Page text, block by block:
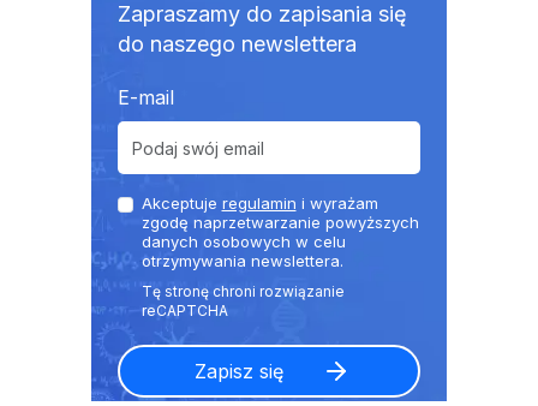
Zapraszamy do zapisania się
do naszego newslettera
E-mail
Akceptuje regulamin i wyrażam
zgodę naprzetwarzanie powyższych
danych osobowych w celu
otrzymywania newslettera.